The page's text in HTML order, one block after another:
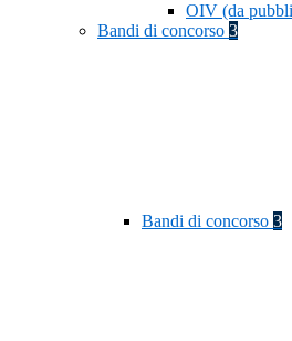
OIV (da
Bandi di concorso 3
Bandi di concorso 3